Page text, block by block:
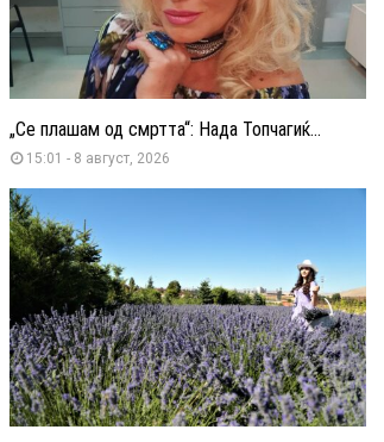
„Се плашам од смртта“: Нада Топчагиќ...
15:01 - 8 август, 2026